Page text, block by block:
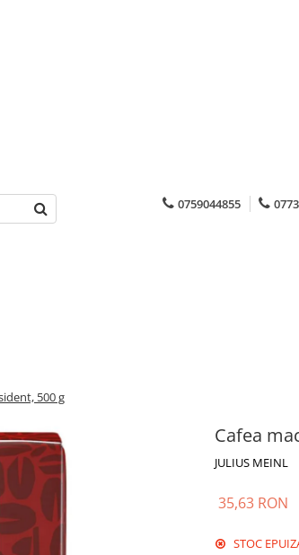
0759044855
500 g
Cafea
JULIUS MEINL
35,63 RON
STOC